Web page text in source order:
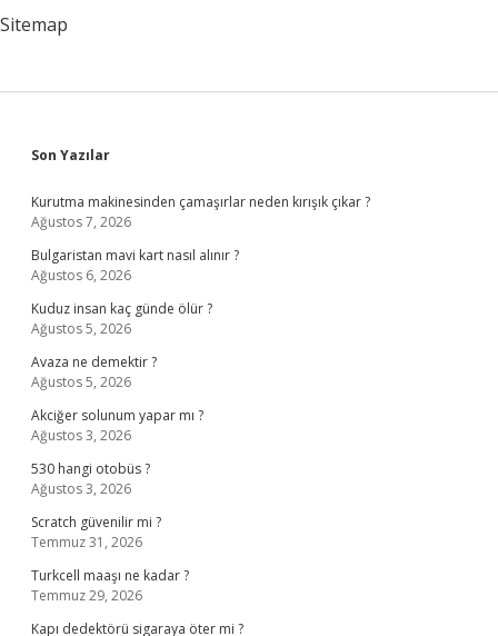
Sitemap
Sidebar
Son Yazılar
Kurutma makinesinden çamaşırlar neden kırışık çıkar ?
Ağustos 7, 2026
Bulgaristan mavi kart nasıl alınır ?
Ağustos 6, 2026
Kuduz insan kaç günde ölür ?
Ağustos 5, 2026
Avaza ne demektir ?
Ağustos 5, 2026
Akciğer solunum yapar mı ?
Ağustos 3, 2026
530 hangi otobüs ?
Ağustos 3, 2026
Scratch güvenilir mi ?
Temmuz 31, 2026
Turkcell maaşı ne kadar ?
Temmuz 29, 2026
Kapı dedektörü sigaraya öter mi ?